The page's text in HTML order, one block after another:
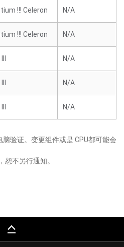
!!! Celeron N/A
!!! Celeron N/A
N/A
N/A
N/A
验证。变更组件或是 CPU都可能会
恕不另行通知。
keyboard_capslock